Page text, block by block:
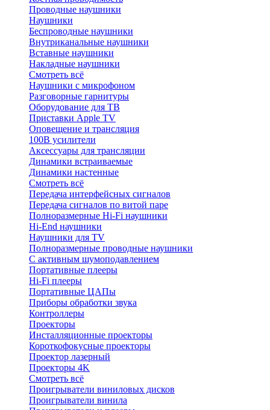
Проводные наушники
Наушники
Беспроводные наушники
Внутриканальные наушники
Вставные наушники
Накладные наушники
Смотреть всё
Наушники с микрофоном
Разговорные гарнитуры
Оборудование для ТВ
Приставки Apple TV
Оповещение и трансляция
100В усилители
Аксессуары для трансляции
Динамики встраиваемые
Динамики настенные
Смотреть всё
Передача интерфейсных сигналов
Передача сигналов по витой паре
Полноразмерные Hi-Fi наушники
Hi-End наушники
Наушники для TV
Полноразмерные проводные наушники
С активным шумоподавлением
Портативные плееры
Hi-Fi плееры
Портативные ЦАПы
Приборы обработки звука
Контроллеры
Проекторы
Инсталляционные проекторы
Короткофокусные проекторы
Проектор лазерный
Проекторы 4K
Смотреть всё
Проигрыватели виниловых дисков
Проигрыватели винила